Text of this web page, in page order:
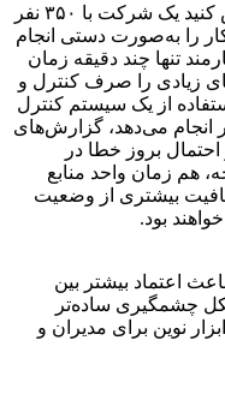
برای درک بهتر تأثیر این سیستم‌ها، فرض کنید یک شرکت با ۳۵۰ نفر
را به‌صورت دستی انجام
تنها چند دقیقه زمان
زیادی را صرف کنترل و
از یک سیستم کنترل
انجام می‌دهد، گزارش‌های
بروز خطا در
هم زمان واحد منابع
بیشتری از وضعیت
بود.
اعتماد بیشتر بین
چشمگیری ساده‌تر
نوین برای مدیران و